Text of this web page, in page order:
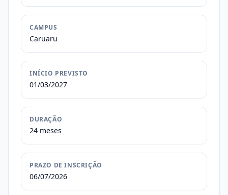
CAMPUS
Caruaru
INÍCIO PREVISTO
01/03/2027
DURAÇÃO
24 meses
PRAZO DE INSCRIÇÃO
06/07/2026